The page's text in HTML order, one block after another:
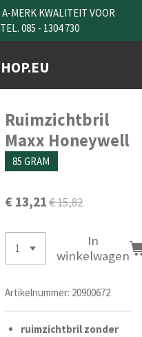
MERK KWALITEIT VOOR
085 - 1304 730
Ruimzichtbril
Maxx Honeywell
85 GRAM
€ 13,21€ 15,82
In
winkelwagen
Artikelnummer: 20900672
ruimzichtbril zonder